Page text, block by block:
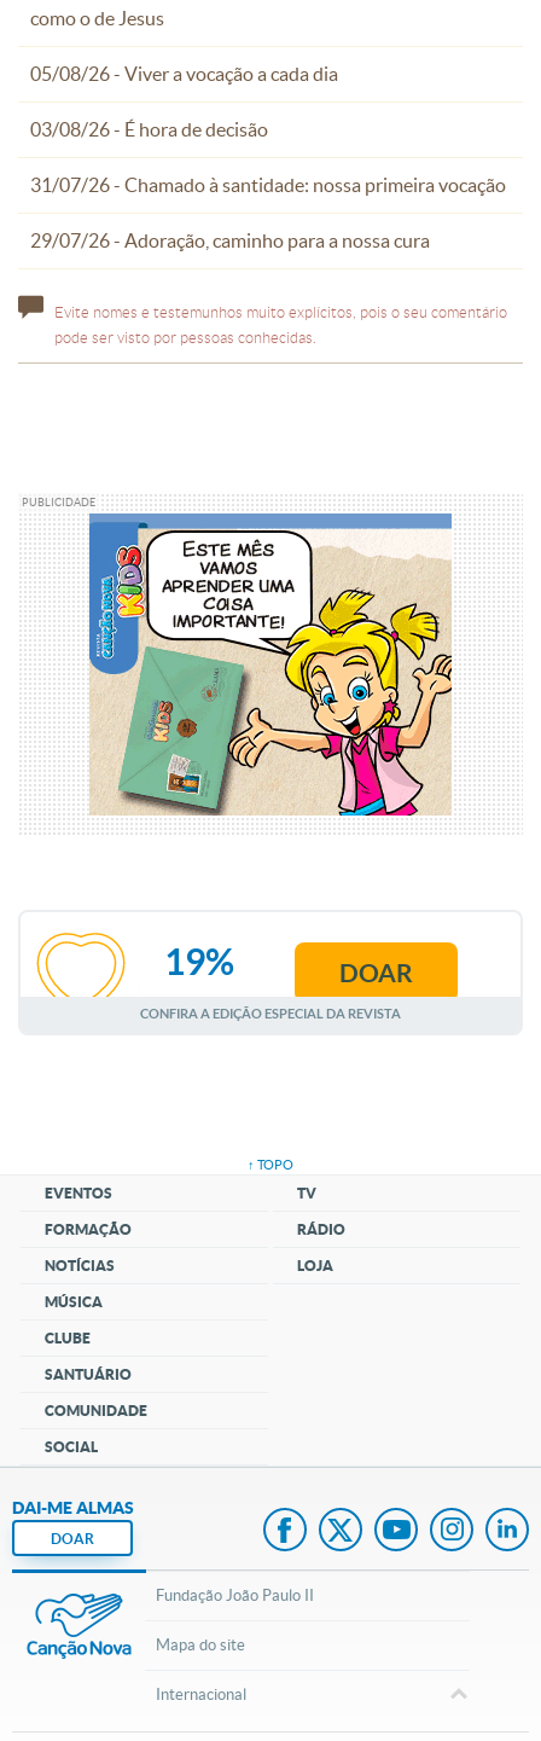
como o de Jesus
05/08/26 - Viver a vocação a cada dia
03/08/26 - É hora de decisão
31/07/26 - Chamado à santidade: nossa primeira vocação
29/07/26 - Adoração, caminho para a nossa cura
Evite nomes e testemunhos muito explícitos, pois o seu comentário
pode ser visto por pessoas conhecidas.
PUBLICIDADE
AGOSTO
19% DOAR
CONFIRA A EDIÇÃO ESPECIAL DA REVISTA
↑ TOPO
EVENTOS
FORMAÇÃO
NOTÍCIAS
MÚSICA
CLUBE
SANTUÁRIO
COMUNIDADE
SOCIAL
TV
RÁDIO
LOJA
DAI-ME ALMAS
DOAR
Fundação João Paulo II
Mapa do site
Internacional